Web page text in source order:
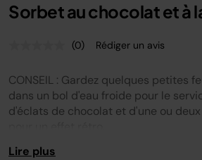
Sorbet au chocolat et à
Aucune
notation.
Lien
sur
la
(0) Rédiger un avis
CONSEIL : Gardez quelques petites
dans un bol d'eau froide pour le
d'éclats de chocolat et d'une ou
Lire plus